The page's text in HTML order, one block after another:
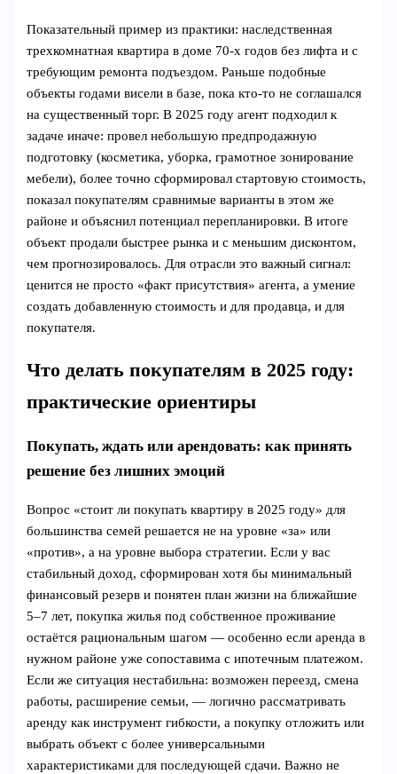
Показательный пример из практики: наследственная
трехкомнатная квартира в доме 70‑х годов без лифта и с
требующим ремонта подъездом. Раньше подобные
объекты годами висели в базе, пока кто-то не соглашался
на существенный торг. В 2025 году агент подходил к
задаче иначе: провел небольшую предпродажную
подготовку (косметика, уборка, грамотное зонирование
мебели), более точно сформировал стартовую стоимость,
показал покупателям сравнимые варианты в этом же
районе и объяснил потенциал перепланировки. В итоге
объект продали быстрее рынка и с меньшим дисконтом,
чем прогнозировалось. Для отрасли это важный сигнал:
ценится не просто «факт присутствия» агента, а умение
создать добавленную стоимость и для продавца, и для
покупателя.
Что делать покупателям в 2025 году:
практические ориентиры
Покупать, ждать или арендовать: как принять
решение без лишних эмоций
Вопрос «стоит ли покупать квартиру в 2025 году» для
большинства семей решается не на уровне «за» или
«против», а на уровне выбора стратегии. Если у вас
стабильный доход, сформирован хотя бы минимальный
финансовый резерв и понятен план жизни на ближайшие
5–7 лет, покупка жилья под собственное проживание
остаётся рациональным шагом — особенно если аренда в
нужном районе уже сопоставима с ипотечным платежом.
Если же ситуация нестабильна: возможен переезд, смена
работы, расширение семьи, — логично рассматривать
аренду как инструмент гибкости, а покупку отложить или
выбрать объект с более универсальными
характеристиками для последующей сдачи. Важно не